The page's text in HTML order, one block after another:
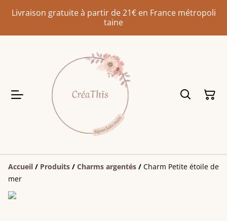
Livraison gratuite à partir de 21€ en France métropoli
taine
Accueil / Produits / Charms argentés / Charm Petite étoile de
mer